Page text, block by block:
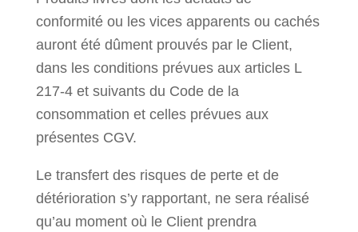
conformité ou les vices apparents ou cachés
auront été dûment prouvés par le Client,
dans les conditions prévues aux articles L
217-4 et suivants du Code de la
consommation et celles prévues aux
présentes CGV.
Le transfert des risques de perte et de
détérioration s’y rapportant, ne sera réalisé
qu’au moment où le Client prendra